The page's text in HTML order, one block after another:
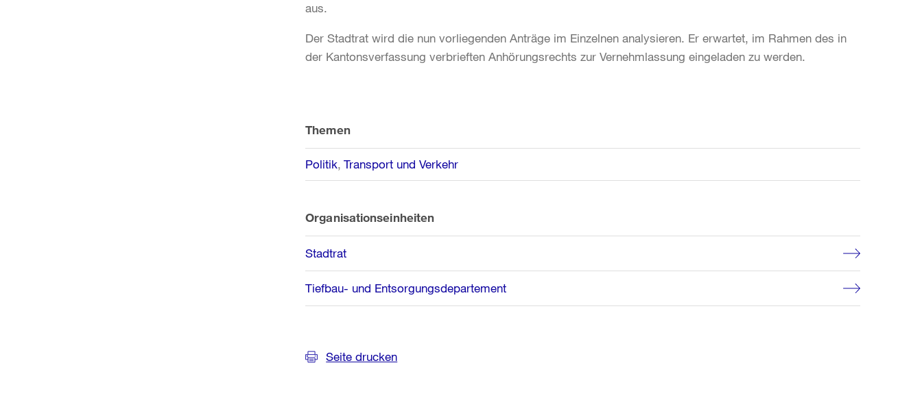
aus.
Der Stadtrat wird die nun vorliegenden Anträge im Einzelnen analysieren. Er erwartet, im Rahmen des in
der Kantonsverfassung verbrieften Anhörungsrechts zur Vernehmlassung eingeladen zu werden.
Informationen
Themen
Politik Transport und Verkehr
Organisationseinheiten
Stadtrat
Tiefbau- und Entsorgungsdepartement
Seite drucken